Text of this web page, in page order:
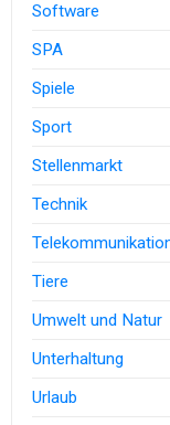
Software
SPA
Spiele
Sport
Stellenmarkt
Technik
Tiere
Umwelt und Natur
Unterhaltung
Urlaub